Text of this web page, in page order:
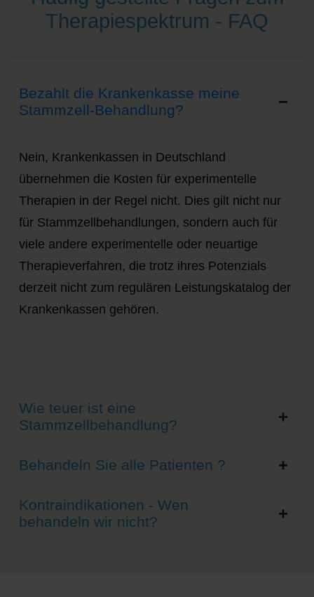
Therapiespektrum - FAQ
Bezahlt die Krankenkasse meine
Stammzell-Behandlung?
Nein, Krankenkassen in Deutschland
übernehmen die Kosten für experimentelle
Therapien in der Regel nicht. Dies gilt nicht nur
für Stammzellbehandlungen, sondern auch für
viele andere experimentelle oder neuartige
Therapieverfahren, die trotz ihres Potenzials
derzeit nicht zum regulären Leistungskatalog der
Krankenkassen gehören.
Wie teuer ist eine
Stammzellbehandlung?
Behandeln Sie alle Patienten ?
Kontraindikationen - Wen
behandeln wir nicht?